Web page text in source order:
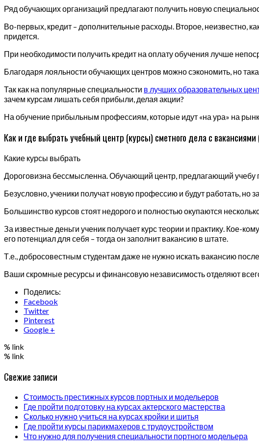
Ряд обучающих организаций предлагают получить новую
Во-первых, кредит – дополнительные расходы. Второе, неизвестно,
придется.
При необходимости получить кредит на оплату обучения лучше
Благодаря лояльности обучающих центров можно сэкономить, но
Так как на популярные специальности в лучших образовательных
зачем курсам лишать себя прибыли, делая акции?
На обучение прибыльным профессиям, которые идут «на ура» на
Как и где выбрать учебный центр (курсы) сметного дела с вакансиями
Какие курсы выбрать
Дороговизна бессмысленна. Обучающий центр, предлагающий учебу
Безусловно, ученики получат новую профессию и будут работать, но
Большинство курсов стоят недорого и полностью окупаются
За известные деньги ученик получает курс теории и практику. Кое-
его потенциал для себя – тогда он заполнит вакансию в штате.
Т.е., добросовестным студентам даже не нужно искать вакансию
Ваши скромные ресурсы и финансовую независимость отделяют
Поделись:
Facebook
Twitter
Pinterest
Google +
% link
% link
Свежие записи
Стоимость престижных курсов портных и модельеров
Где пройти подготовку на курсах актерского мастерства
Сколько нужно учиться на курсах кройки и шитья
Где пройти курсы парикмахеров с трудоустройством
Что нужно для получения специальности портного модельера